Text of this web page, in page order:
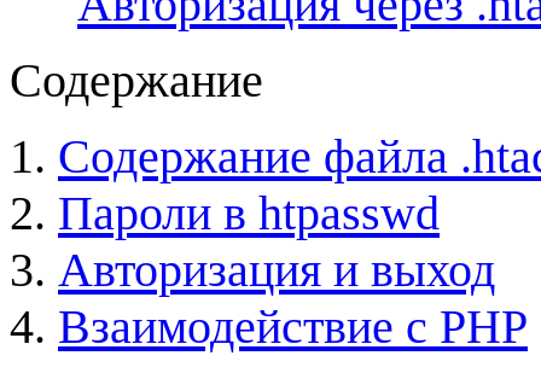
Содержание
Содержание файла
Пароли в htpasswd
Авторизация и выход
Взаимодействие с PHP